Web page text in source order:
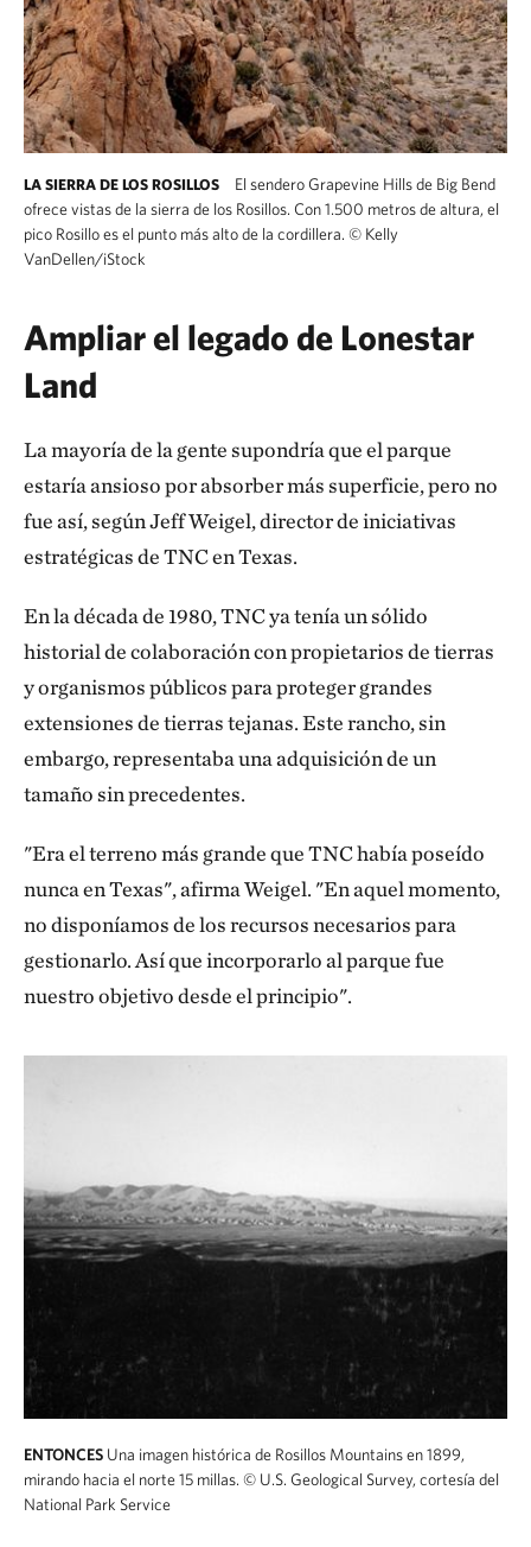
LA SIERRA DE LOS ROSILLOS
El sendero Grapevine Hills de Big Bend
ofrece vistas de la sierra de los Rosillos. Con 1.500 metros de altura, el
pico Rosillo es el punto más alto de la cordillera. © Kelly
VanDellen/iStock
Ampliar el legado de Lonestar
Land
La mayoría de la gente supondría que el parque
estaría ansioso por absorber más superficie, pero no
fue así, según Jeff Weigel, director de iniciativas
estratégicas de TNC en Texas.
En la década de 1980, TNC ya tenía un sólido
historial de colaboración con propietarios de tierras
y organismos públicos para proteger grandes
extensiones de tierras tejanas. Este rancho, sin
embargo, representaba una adquisición de un
tamaño sin precedentes.
"Era el terreno más grande que TNC había poseído
nunca en Texas", afirma Weigel. "En aquel momento,
no disponíamos de los recursos necesarios para
gestionarlo. Así que incorporarlo al parque fue
nuestro objetivo desde el principio".
ENTONCES Una imagen histórica de Rosillos Mountains en 1899,
mirando hacia el norte 15 millas. © U.S. Geological Survey, cortesía del
National Park Service